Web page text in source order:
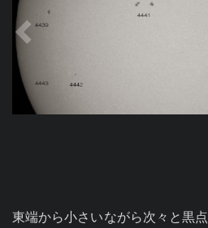
東端から小さいながら次々と黒